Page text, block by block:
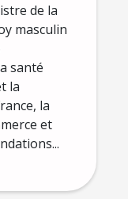
de la
masculin
santé
la
la
et